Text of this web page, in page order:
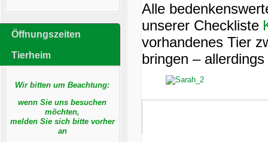
Öffnungszeiten
Tierheim
Wir bitten um Beachtung:
wenn Sie uns besuchen
möchten,
melden Sie sich bitte vorher
an
Alle
unserer Checkliste
vorhandenes Tier
bringen –